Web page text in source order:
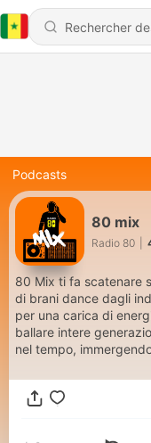
Podcasts
80 mix
Radio 80
80 Mix ti fa scatenare
di brani dance dagli
per una carica di
ballare intere
nel tempo,
e ritmo. Preparati a
che hanno reso